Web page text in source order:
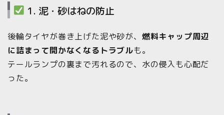
1. 泥・砂はねの防止
後輪タイヤが巻き上げた泥や砂が、 燃料キャップ周辺
に詰まって開かなくなるトラブルも。
テールランプの裏まで汚れるので、水の侵入も心配だ
った。